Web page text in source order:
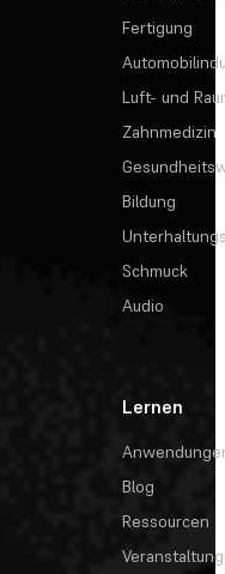
Fertigung
Luft- und
Zahnmedizin
Bildung
Schmuck
Audio
Lernen
Blog
Ressourcen